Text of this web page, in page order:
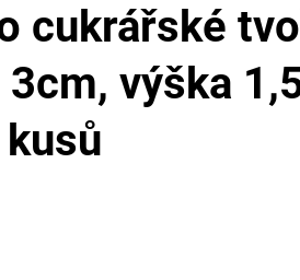
cukrářské
výška